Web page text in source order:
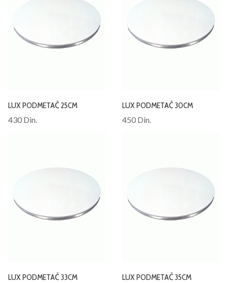
LUX PODMETAČ 25CM
430 Din.
LUX PODMETAČ 30CM
450 Din.
LUX PODMETAČ 33CM
LUX PODMETAČ 35CM